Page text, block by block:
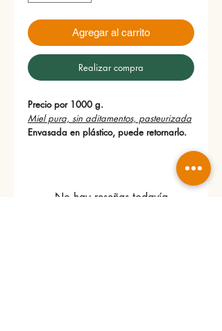
Agregar al carrito
Realizar compra
Precio por 1000 g.
Miel pura, sin aditamentos, pasteurizada
Envasada en plástico, puede retornarlo.
No hay reseñas todavía